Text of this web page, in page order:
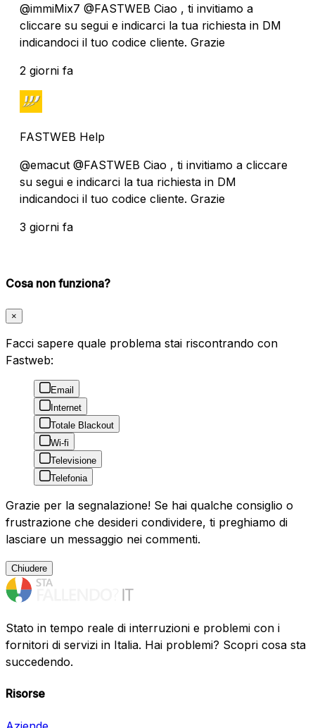
@immiMix7 @FASTWEB Ciao , ti invitiamo a
cliccare su segui e indicarci la tua richiesta in DM
indicandoci il tuo codice cliente. Grazie
2 giorni fa
FASTWEB Help
@emacut @FASTWEB Ciao , ti invitiamo a cliccare
su segui e indicarci la tua richiesta in DM
indicandoci il tuo codice cliente. Grazie
3 giorni fa
Cosa non funziona?
×
Facci sapere quale problema stai riscontrando con
Fastweb:
Email
Internet
Totale Blackout
Wi-fi
Televisione
Telefonia
Grazie per la segnalazione! Se hai qualche consiglio o
frustrazione che desideri condividere, ti preghiamo di
lasciare un messaggio nei commenti.
Chiudere
Stato in tempo reale di interruzioni e problemi con i
fornitori di servizi in Italia. Hai problemi? Scopri cosa sta
succedendo.
Risorse